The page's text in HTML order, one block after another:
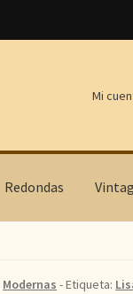
Mi
Redondas
Modernas - Etiqueta: